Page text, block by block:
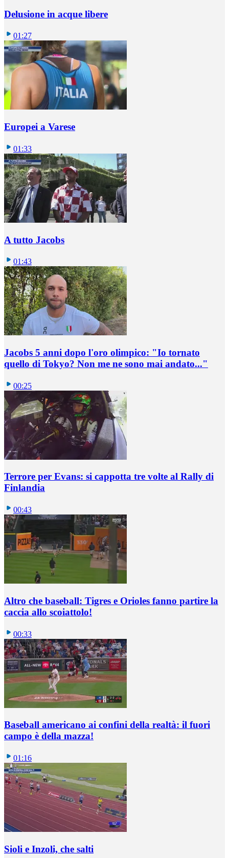
Delusione in acque libere
01:27
Europei a Varese
01:33
A tutto Jacobs
01:43
Jacobs 5 anni dopo l'oro olimpico: "Io tornato
quello di Tokyo? Non me ne sono mai andato..."
00:25
Terrore per Evans: si cappotta tre volte al Rally di
Finlandia
00:43
Altro che baseball: Tigres e Orioles fanno partire la
caccia allo scoiattolo!
00:33
Baseball americano ai confini della realtà: il fuori
campo è della mazza!
01:16
Sioli e Inzoli, che salti